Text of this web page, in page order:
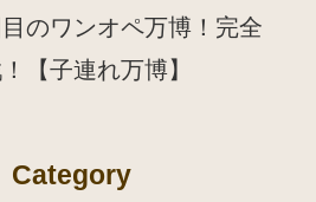
のワンオペ万博！完全
【子連れ万博】
Category